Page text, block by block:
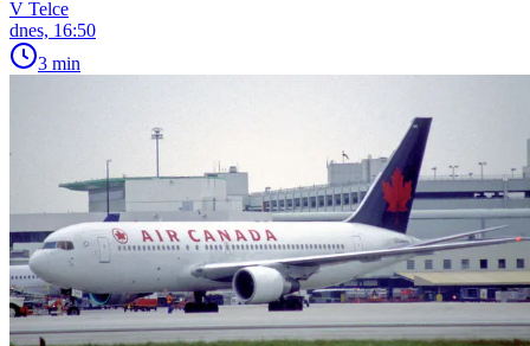
V Telce
dnes, 16:50
3 min